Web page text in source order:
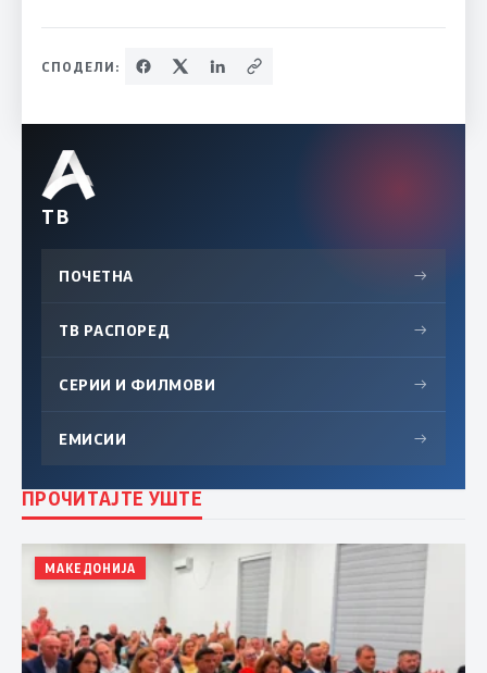
СПОДЕЛИ:
ТВ
ПОЧЕТНА →
ТВ РАСПОРЕД →
СЕРИИ И ФИЛМОВИ →
ЕМИСИИ →
ПРОЧИТАЈТЕ УШТЕ
МАКЕДОНИЈА